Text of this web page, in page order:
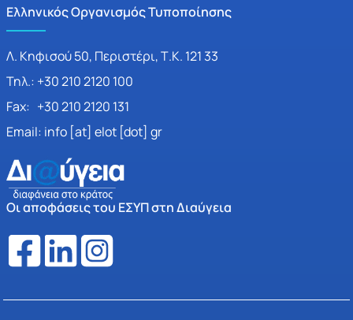
Ελληνικός Οργανισμός Τυποποίησης
Λ. Κηφισού 50, Περιστέρι, Τ.Κ. 121 33
Τηλ.: +30 210 2120 100
Fax: +30 210 2120 131
Email: info [at] elot [dot] gr
Οι αποφάσεις του ΕΣΥΠ στη Διαύγεια